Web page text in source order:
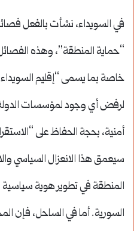
في السويداء، نشأت بالفعل
“حماية المنطقة”، وهذه
خاصة بما يسمى “إقليم
لرفض أي وجود لمؤسسات الدولة
أمنية، بحجة الحفاظ على
سيعمق هذا الانعزال السياسي
المنطقة في تطوير هوية سياسية
السورية. أما في الساحل، فإن